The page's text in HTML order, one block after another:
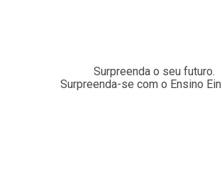
Surpreenda o seu futuro.
Surpreenda-se com o Ensino